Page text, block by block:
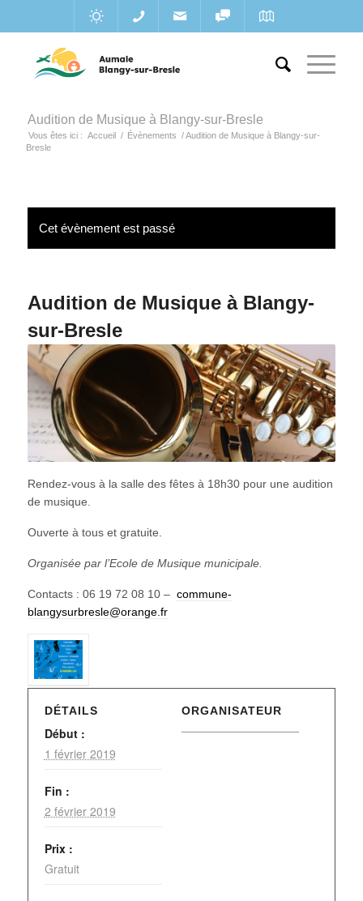
Audition de Musique à Blangy-sur-Bresle
Vous êtes ici : Accueil / Évènements / Audition de Musique à Blangy-sur-
Bresle
Cet évènement est passé
Audition de Musique à Blangy-
sur-Bresle
Rendez-vous à la salle des fêtes à 18h30 pour une audition
de musique.
Ouverte à tous et gratuite.
Organisée par l’Ecole de Musique municipale.
Contacts : 06 19 72 08 10 – commune-
blangysurbresle@orange.fr
DÉTAILS
Début :
1 février 2019
Fin :
2 février 2019
Prix :
Gratuit
ORGANISATEUR